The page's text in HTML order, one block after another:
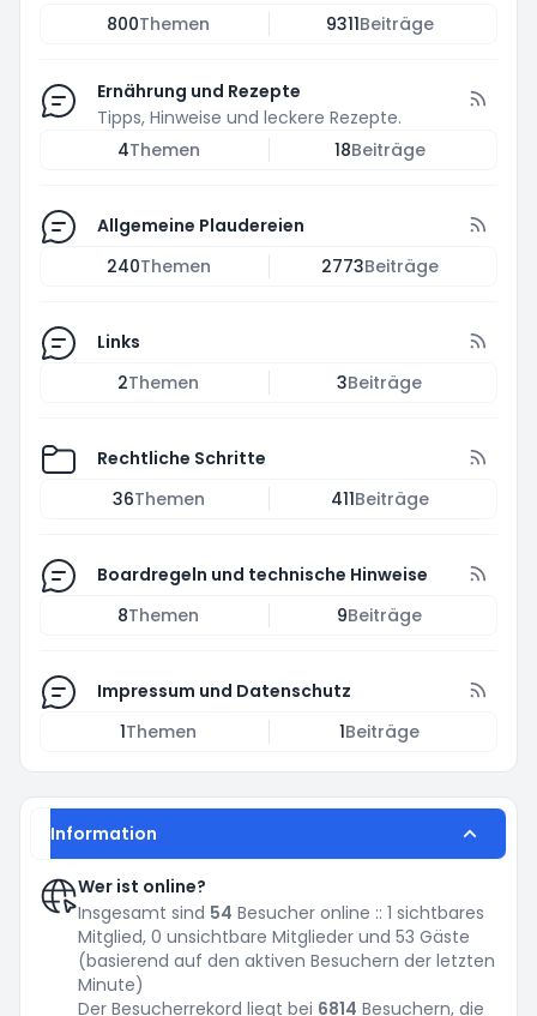
800Themen 9311Beiträge
Ernährung und Rezepte
Tipps, Hinweise und leckere Rezepte.
4Themen 18Beiträge
Allgemeine Plaudereien
240Themen 2773Beiträge
Links
2Themen 3Beiträge
Rechtliche Schritte
36Themen 411Beiträge
Boardregeln und technische Hinweise
8Themen 9Beiträge
Impressum und Datenschutz
1Themen 1Beiträge
Information
Wer ist online?
Insgesamt sind 54 Besucher online :: 1 sichtbares
Mitglied, 0 unsichtbare Mitglieder und 53 Gäste
(basierend auf den aktiven Besuchern der letzten
Minute)
Der Besucherrekord liegt bei 6814 Besuchern, die